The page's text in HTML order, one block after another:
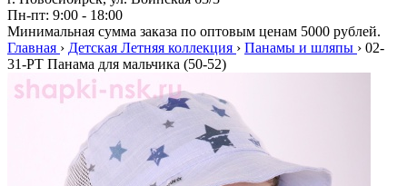
Пн-пт: 9:00 - 18:00
Минимальная сумма заказа по оптовым ценам 5000 рублей.
Главная › Детская Летняя коллекция › Панамы и шляпы › 02-
31-PT Панама для мальчика (50-52)